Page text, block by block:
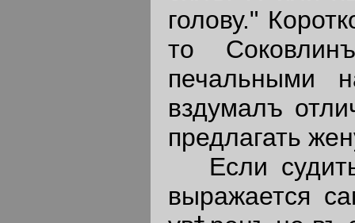
голову."
то
печальными
вздумалъ
предлагать
Если
выражается